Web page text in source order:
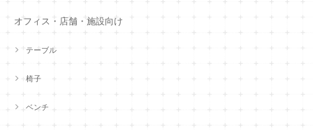
オフィス・店舗・施設向け
テーブル
椅子
ベンチ